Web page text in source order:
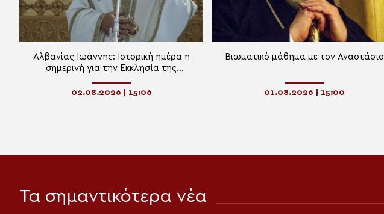
Αλβανίας Ιωάννης: Ιστορική ημέρα η
σημερινή για την Εκκλησία της
02.08.2026 | 15:06
Βιωματικό μάθημα με τον Αναστάσιο
01.08.2026 | 15:00
Τα σημαντικότερα νέα